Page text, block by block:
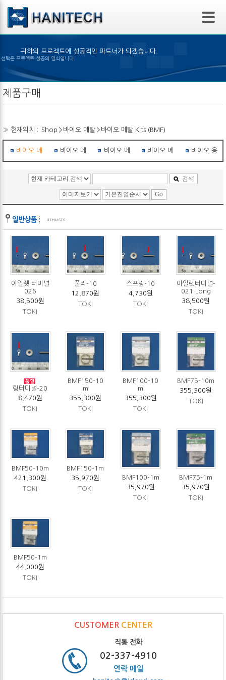
본문 바로가기
귀하의 프로젝트에 성공적인 파트너가 되겠습니다.
은 제품의 선택은 프로젝트 성공의 열쇠입니다.
제품구매
» 현재위치 : Shop > 바이오 메탈 > 바이오 메탈 Kits (BMF)
바이오 메탈 Kits (BMF)바이오 메탈 Kits (BMX)바이오 메탈 학습 Kit바이오 메탈 로봇바이오 응용
검색
아일렛 터미널
026
38,500원
TOKI
풀리-10
12,870원
TOKI
스프링-10
4,730원
TOKI
아일렛터미널-
021 Long
38,500원
TOKI
링터미널-20
8,470원
TOKI
BMF150-10
m
355,300원
TOKI
BMF100-10
m
355,300원
TOKI
BMF75-10m
355,300원
TOKI
BMF50-10m
421,300원
TOKI
BMF150-1m
35,970원
TOKI
BMF100-1m
35,970원
TOKI
BMF75-1m
35,970원
TOKI
BMF50-1m
44,000원
TOKI
CUSTOMER CENTER
직통 전화
02-337-4910
연락 메일